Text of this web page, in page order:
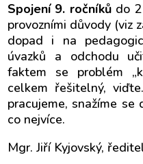
Spojení 9. ročníkůdo 2
provozními důvody (viz
dopad i na
úvazků a odchodu
faktem se problém
celkem řešitelný, viďte.
pracujeme, snažíme
co nejvíce.
Mgr. Jiří Kyjovský,